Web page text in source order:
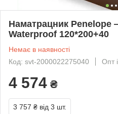
Наматрацник Penelope
Waterproof 120*200+40
Немає в наявності
Код: svt-2000022275040
Опт
4 574 ₴
3 757 ₴ від 3 шт.